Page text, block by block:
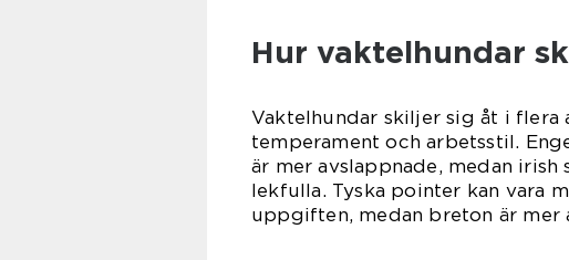
Hur vaktelhundar
Vaktelhundar skiljer sig åt i flera
temperament och arbetsstil.
är mer avslappnade, medan
lekfulla. Tyska pointer kan vara
uppgiften, medan breton är mer